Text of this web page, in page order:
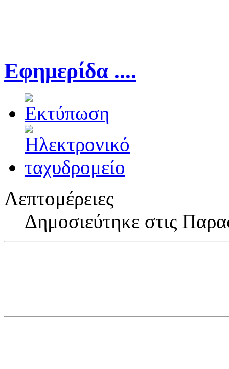
Εφημερίδα ....
Λεπτομέρειες
Δημοσιεύτηκε στις